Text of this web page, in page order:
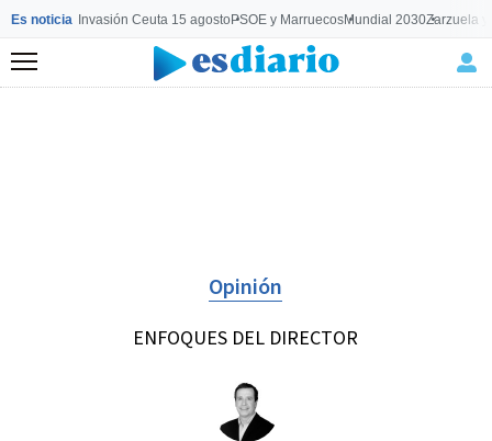
Es noticia Invasión Ceuta 15 agostoPSOE y MarruecosMundial 2030Zarzuela
Menú
Opinión
ENFOQUES DEL DIRECTOR